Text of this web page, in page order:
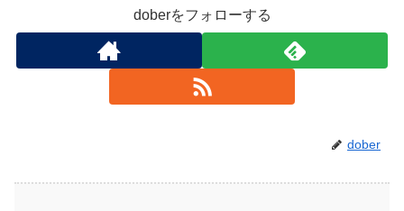
doberをフォローする
dober